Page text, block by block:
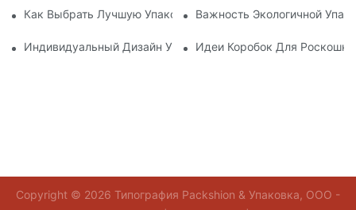
Как Выбрать Лучшую Упаковку Для Средств По Уходу За
Важность Экологичной
Индивидуальный Дизайн Упаковки Для Средств По
Идеи Коробок Для
Copyright © 2026 Типография Packshion & Упаковка, ООО -